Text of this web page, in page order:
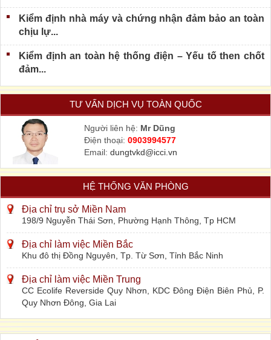
Kiểm định nhà máy và chứng nhận đảm bảo an toàn
chịu lự...
Kiểm định an toàn hệ thống điện – Yếu tố then chốt
đảm...
TƯ VẤN DỊCH VỤ TOÀN QUỐC
Người liên hệ: Mr Dũng
Điện thoại: 0903994577
Email: dungtvkd@icci.vn
HỆ THỐNG VĂN PHÒNG
Địa chỉ trụ sở Miền Nam
198/9 Nguyễn Thái Sơn, Phường Hạnh Thông, Tp HCM
Địa chỉ làm việc Miền Bắc
Khu đô thị Đồng Nguyên, Tp. Từ Sơn, Tỉnh Bắc Ninh
Địa chỉ làm việc Miền Trung
CC Ecolife Reverside Quy Nhơn, KDC Đông Điện Biên Phủ, P.
Quy Nhơn Đông, Gia Lai